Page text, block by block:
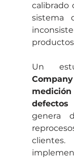
calibrado
sistema
Un
Company
genera